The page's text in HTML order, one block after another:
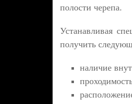
полости черепа.
Устанавливая
получить
наличие